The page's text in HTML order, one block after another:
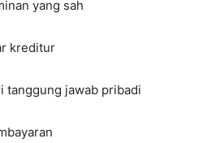
yang sah
kreditur
tanggung jawab pribadi